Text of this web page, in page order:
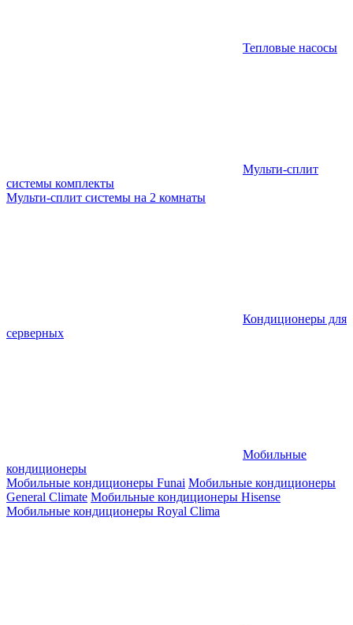
Тепловые насосы
Мульти-сплит
системы комплекты
Мульти-сплит системы на 2 комнаты
Кондиционеры для
серверных
Мобильные
кондиционеры
Мобильные кондиционеры Funai Мобильные кондиционеры
General Climate Мобильные кондиционеры Hisense
Мобильные кондиционеры Royal Clima